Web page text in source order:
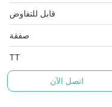
قابل للتفاوض
صفقة
TT
اتصل الآن